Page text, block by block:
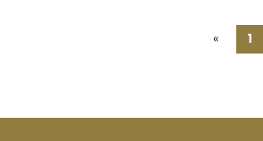
« 1